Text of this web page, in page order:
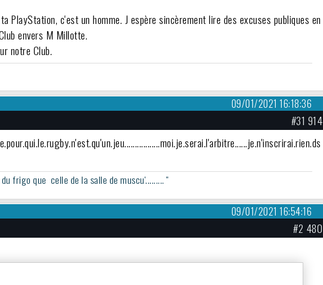
c'est un homme. J espère sincèrement lire des excuses publiques en
envers M Millotte.
notre Club.
09/01/2021 16:18:36
#31 914
frigo que celle de la salle de muscu'......... ''
09/01/2021 16:54:16
#2 480